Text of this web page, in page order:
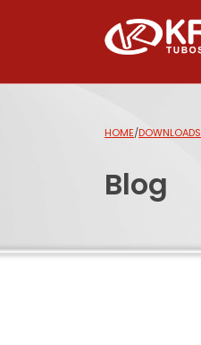
HOME/DOWNLOADS
Blog